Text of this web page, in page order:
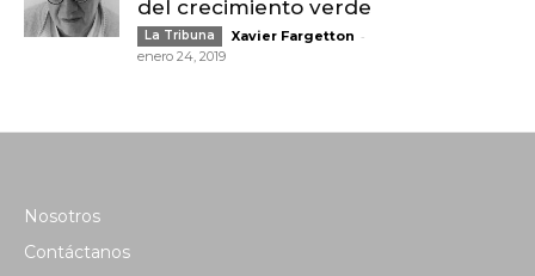
del crecimiento verde
La Tribuna Xavier Fargetton -
enero 24, 2019
Nosotros
Contáctanos